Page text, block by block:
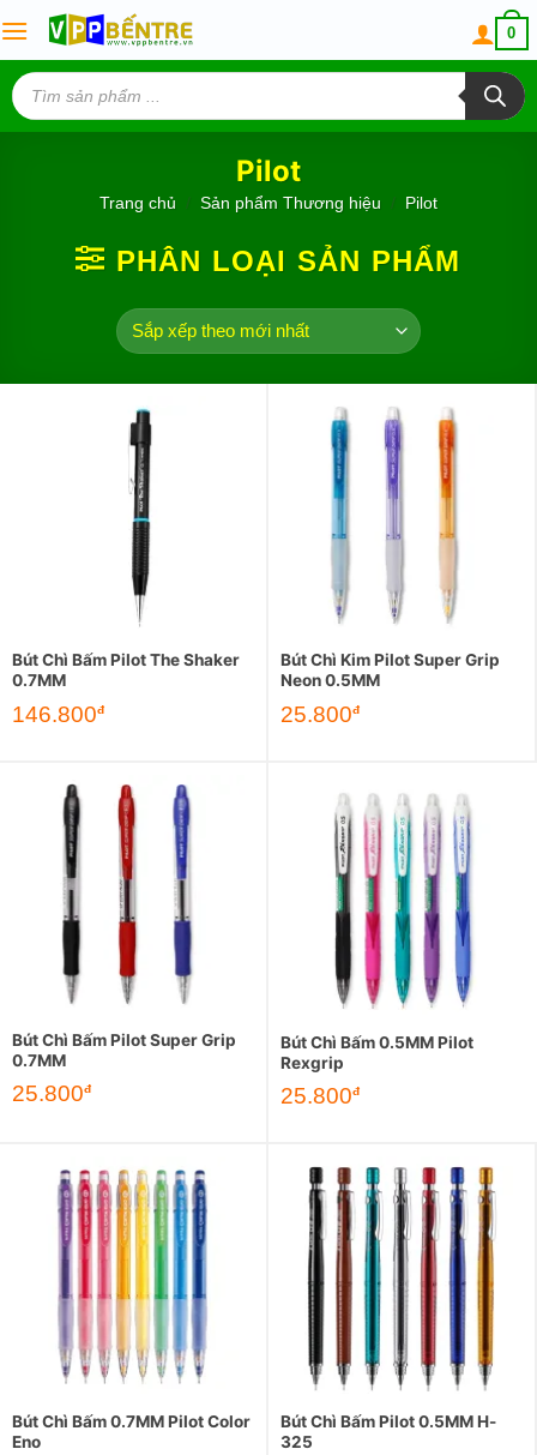
to
content
0
Tìm
kiếm
sản
phẩm
Pilot
Trang chủ Sản phẩm Thương hiệu Pilot
PHÂN LOẠI SẢN PHẨM
Bút Chì Bấm Pilot The Shaker
0.7MM
146.800đ
Bút Chì Kim Pilot Super Grip
Neon 0.5MM
25.800đ
Bút Chì Bấm Pilot Super Grip
0.7MM
25.800đ
Bút Chì Bấm 0.5MM Pilot
Rexgrip
25.800đ
Bút Chì Bấm 0.7MM Pilot Color
Eno
Bút Chì Bấm Pilot 0.5MM H-
325